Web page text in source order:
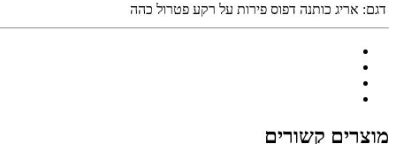
דגם: אריג כותנה דפוס פירות על רקע פטרול כהה
מוצרים קשורים